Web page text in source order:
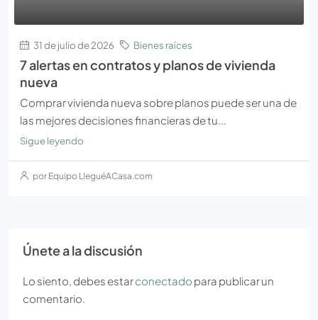
31 de julio de 2026 Bienes raíces
7 alertas en contratos y planos de vivienda
nueva
Comprar vivienda nueva sobre planos puede ser una de
las mejores decisiones financieras de tu...
Sigue leyendo
por Equipo LleguéACasa.com
Únete a la discusión
Lo siento, debes estarconectado para publicar un
comentario.